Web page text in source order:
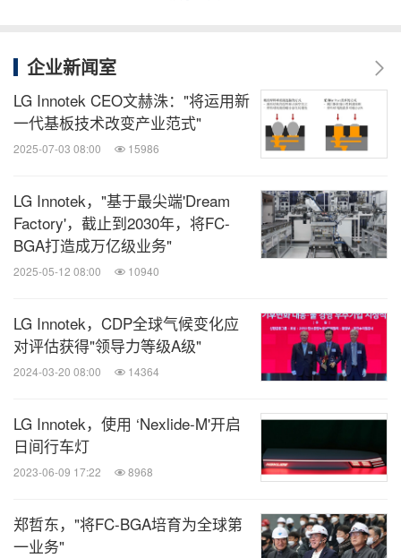
姜敏石 CTO（副社长）表示，快速开发核心材料，
以最高性能和品质为客户提供稳定的供应链具有重要
的意义，并将通过“环保磁铁”为客户持续提供差别化
价值。
消息来源：LG Innotek
相关股票：
Korea:011070
微信公众号“全球TMT”发布全球互联网、科
技、媒体、通讯企业的经营动态、财报信
息、企业并购消息。扫描二维码，立即订
关键词：汽车
环保产品与服务
半导体
分享到：
企业新闻室
LG Innotek CEO文赫洙："将运用新
一代基板技术改变产业范式"
2025-07-03 08:00 15986
LG Innotek，"基于最尖端'Dream
Factory'，截止到2030年，将FC-
BGA打造成万亿级业务"
2025-05-12 08:00 10940
LG Innotek，CDP全球气候变化应
对评估获得"领导力等级A级"
2024-03-20 08:00 14364
LG Innotek，使用 ‘Nexlide-M'开启
日间行车灯
2023-06-09 17:22 8968
郑哲东，"将FC-BGA培育为全球第
一业务"